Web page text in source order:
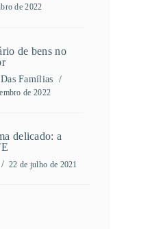
de 2022
de bens no
Famílias
de 2022
delicado: a
22 de julho de 2021